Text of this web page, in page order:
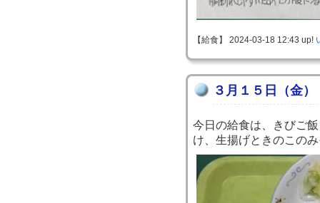
【給食】 2024-03-18 12:43 up!
３月１５日（金）
今日の給食は、きびご
け、生揚げときのこの